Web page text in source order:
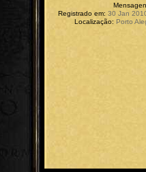
Registrado em: 30 Jan
Localização: Porto